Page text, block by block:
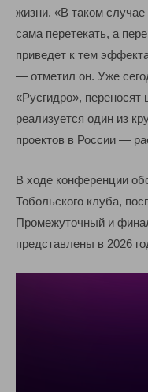
жизни. «В таком случае
сама перетекать, а
приведет к тем
— отметил он. Уже
«Русгидро»,
реализуется один из
проектов в России —
В ходе конференции
Тобольского клуба,
Промежуточный и
представлены в 2026